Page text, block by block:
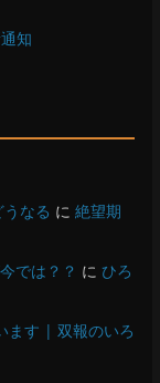
知
なる に 絶望期
では？？ に ひろ
ます | 双報のいろ